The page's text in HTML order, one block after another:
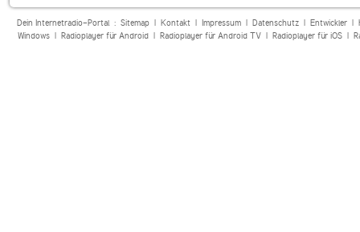
Dein Internetradio-Portal : Sitemap| Kontakt| Impressum| Datenschutz| Entwickler|
Windows| Radioplayer für Android| Radioplayer für Android TV| Radioplayer für iOS|